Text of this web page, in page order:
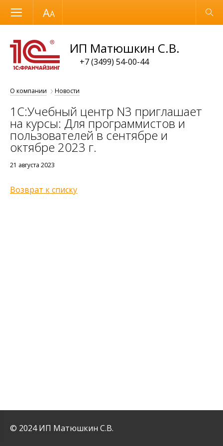
Размер шрифта Обычная версия
ИП Матюшкин С.В.
+7 (3499) 54-00-44
О компании Новости
1С:Учебный центр N3 приглашает
на курсы: Для программистов и
пользователей в сентябре и
октябре 2023 г.
21 августа 2023
Возврат к списку
© 2024 ИП Матюшкин С.В.